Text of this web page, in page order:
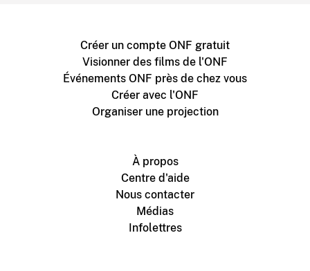
Créer un compte ONF gratuit
Visionner des films de l'ONF
Événements ONF près de chez vous
Créer avec l'ONF
Organiser une projection
À propos
Centre d'aide
Nous contacter
Médias
Infolettres